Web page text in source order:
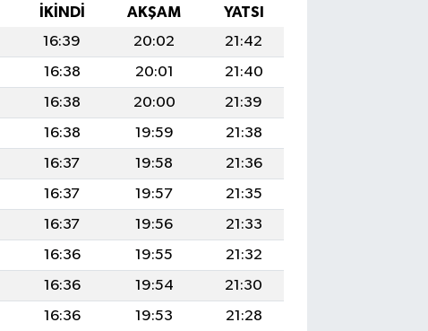
İKINDI AKŞAM
YATSI
16:39 20:02
21:42
16:38 20:01
21:40
16:38 20:00
21:39
16:38 19:59
21:38
16:37 19:58
21:36
16:37 19:57
21:35
16:37 19:56
21:33
16:36 19:55
21:32
16:36 19:54
21:30
16:36 19:53
21:28